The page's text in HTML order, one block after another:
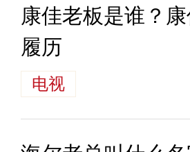
康佳老板是谁？
履历
电视